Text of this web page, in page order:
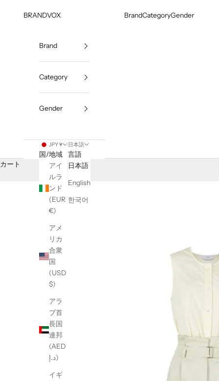
BRANDVOX
BrandCategoryGender
Brand
Category
Gender
JPY ¥
国/地域
アイ
ルラ
ンド
(EUR
€)
アメ
リカ
合衆
国
(USD
$)
アラ
ブ首
長国
連邦
(AED
د.إ)
イギ
日本語
言語
日本語
English
한국어
カート